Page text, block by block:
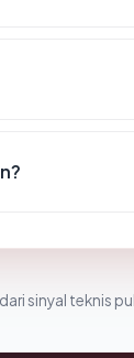
sinyal teknis